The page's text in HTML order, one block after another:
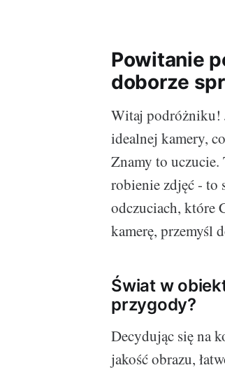
Powitanie
doborze
Witaj podróżniku!
idealnej kamery,
Znamy to
robienie zdjęć - to
odczuciach, które
kamerę, przemyśl
Świat w
przygody?
Decydując się na
jakość obrazu,